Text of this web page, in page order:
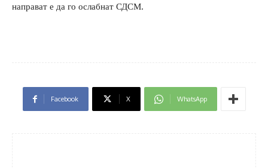
направат е да го ослабнат СДСМ.
Facebook X WhatsApp